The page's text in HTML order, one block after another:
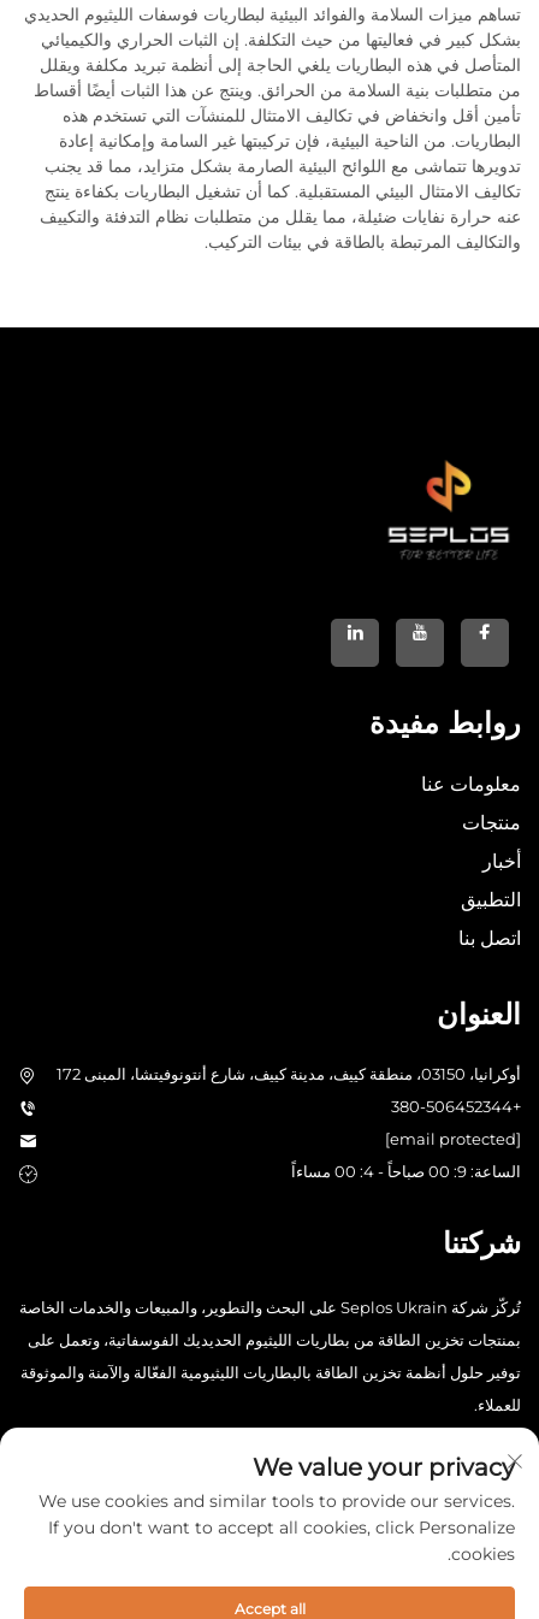
تساهم ميزات السلامة والفوائد البيئية لبطاريات فوسفات الليثيوم الحديدي
بشكل كبير في فعاليتها من حيث التكلفة. إن الثبات الحراري والكيميائي
المتأصل في هذه البطاريات يلغي الحاجة إلى أنظمة تبريد مكلفة ويقلل
من متطلبات بنية السلامة من الحرائق. وينتج عن هذا الثبات أيضًا أقساط
تأمين أقل وانخفاض في تكاليف الامتثال للمنشآت التي تستخدم هذه
البطاريات. من الناحية البيئية، فإن تركيبتها غير السامة وإمكانية إعادة
تدويرها تتماشى مع اللوائح البيئية الصارمة بشكل متزايد، مما قد يجنب
تكاليف الامتثال البيئي المستقبلية. كما أن تشغيل البطاريات بكفاءة ينتج
عنه حرارة نفايات ضئيلة، مما يقلل من متطلبات نظام التدفئة والتكييف
والتكاليف المرتبطة بالطاقة في بيئات التركيب.
روابط مفيدة
معلومات عنا
منتجات
أخبار
التطبيق
اتصل بنا
العنوان
أوكرانيا، 03150، منطقة كييف، مدينة كييف، شارع أنتونوفيتشا، المبنى 172
+380-506452344
[email protected]
الساعة: 9: 00 صباحاً - 4: 00 مساءاً
شركتنا
تُركّز شركة Seplos Ukrain على البحث والتطوير، والمبيعات والخدمات الخاصة
بمنتجات تخزين الطاقة من بطاريات الليثيوم الحديديك الفوسفاتية، وتعمل على
توفير حلول أنظمة تخزين الطاقة بالبطاريات الليثيومية الفعّالة والآمنة والموثوقة
للعملاء.
حقوق النشر © 2025 شركة China Seplos Ukrain Technology المحدودة.
جميع الحقوق محفوظة. -سياسة الخصوصية
We value your privacy
We use cookies and similar tools to provide our services.
If you don't want to accept all cookies, click Personalize
cookies.
Accept all